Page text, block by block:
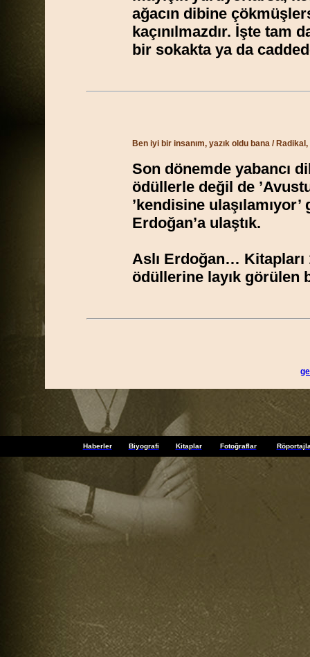
ağacın dibine
kaçınılmazdır. İşte tam
bir sokakta ya da
Ben iyi bir insanım, yazık oldu bana /
Son dönemde yabancı
ödüllerle değil de
’kendisine
Erdoğan’a ulaştık.
Aslı Erdoğan… Kitapları
ödüllerine layık görülen
Haberler Biyografi Kitaplar Fotoğraflar